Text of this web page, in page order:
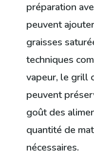
préparation
peuvent
graisses
techniques
vapeur, le grill
peuvent
goût des
quantité de
nécessaires.